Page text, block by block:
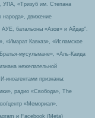
УПА, «Тризуб им. Степана
народа», движение
АУЕ, батальоны «Азов» и Айдар″.
«Имарат Кавказ», «Исламское
мусульмане», «Аль-Каида
нежелательной
иноагентами признаны:
радио «Свобода», The
центр «Мемориал»,
и Facebook (Metа)